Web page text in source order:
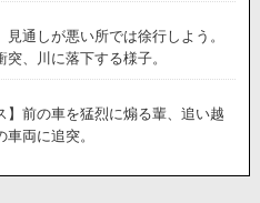
見通しが悪い所では徐行しよう。
突、川に落下する様子。
】前の車を猛烈に煽る輩、追い越
両に追突。